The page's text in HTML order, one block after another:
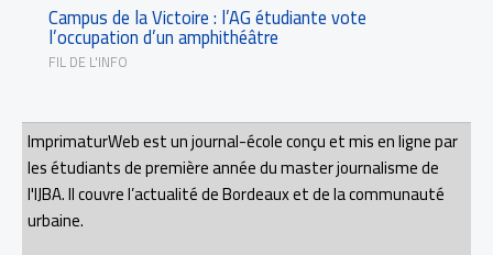
Campus de la Victoire : l’AG étudiante vote
l’occupation d’un amphithéâtre
FIL DE L'INFO
ImprimaturWeb est un journal-école conçu et mis en ligne par
les étudiants de première année du master journalisme de
l'IJBA. Il couvre l’actualité de Bordeaux et de la communauté
urbaine.